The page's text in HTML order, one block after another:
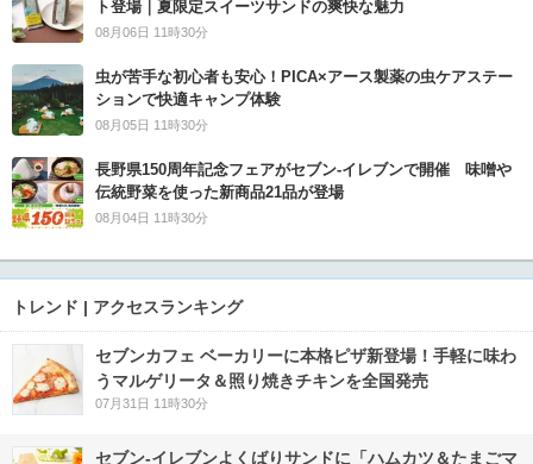
ト登場｜夏限定スイーツサンドの爽快な魅力
08月06日 11時30分
虫が苦手な初心者も安心！PICA×アース製薬の虫ケアステー
ションで快適キャンプ体験
08月05日 11時30分
長野県150周年記念フェアがセブン-イレブンで開催 味噌や
伝統野菜を使った新商品21品が登場
08月04日 11時30分
トレンド | アクセスランキング
セブンカフェ ベーカリーに本格ピザ新登場！手軽に味わ
うマルゲリータ＆照り焼きチキンを全国発売
07月31日 11時30分
セブン‐イレブンよくばりサンドに「ハムカツ＆たまごマ